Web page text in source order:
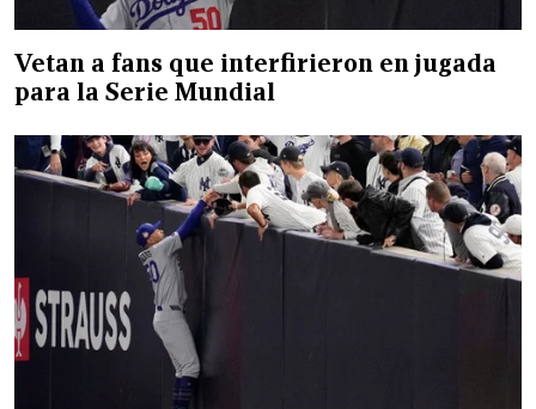
Vetan a fans que interfirieron en jugada
para la Serie Mundial